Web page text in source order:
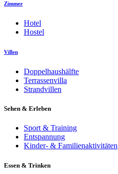
Zimmer
Hotel
Hostel
Villen
Doppelhaushälfte
Terrassenvilla
Strandvillen
Sehen & Erleben
Sport & Training
Entspannung
Kinder- & Familienaktivitäten
Essen & Trinken